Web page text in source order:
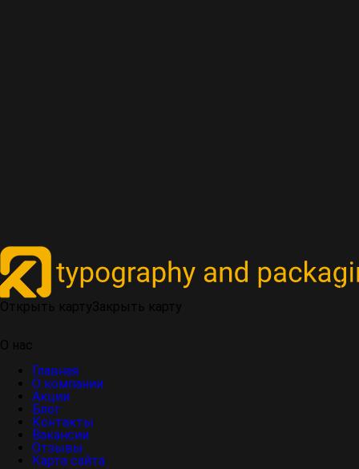
Главная
О компании
Акции
Блог
Контакты
Вакансии
Отзывы
Карта сайта